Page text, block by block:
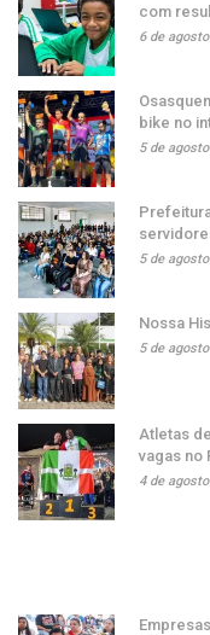
com
6 de
bike no
5 de
5 de
Nossa
5 de
Atletas
vagas no
4 de